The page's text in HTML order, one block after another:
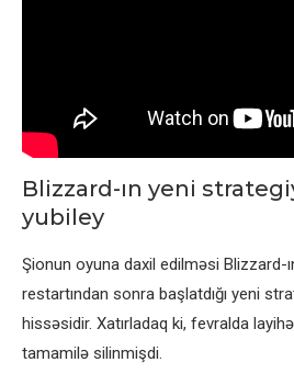
Blizzard-ın yeni
yubiley
Şionun oyuna daxil edilməsi Blizzard-
restartından sonra başlatdığı yeni
hissəsidir. Xatırladaq ki, fevralda
tamamilə silinmişdi.